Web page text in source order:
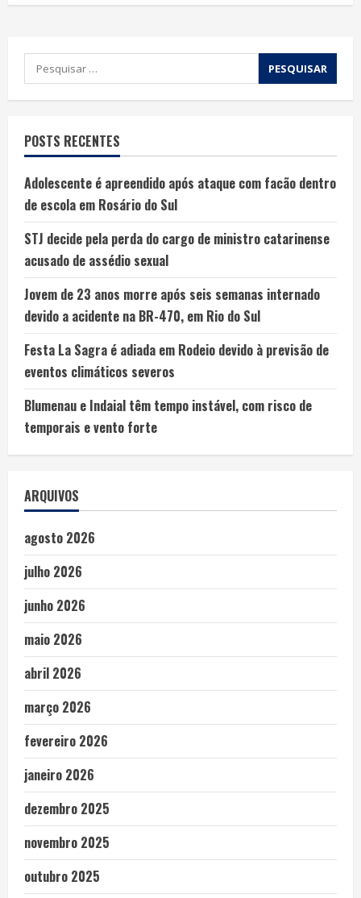
POSTS RECENTES
Adolescente é apreendido após ataque com facão dentro
de escola em Rosário do Sul
STJ decide pela perda do cargo de ministro catarinense
acusado de assédio sexual
Jovem de 23 anos morre após seis semanas internado
devido a acidente na BR-470, em Rio do Sul
Festa La Sagra é adiada em Rodeio devido à previsão de
eventos climáticos severos
Blumenau e Indaial têm tempo instável, com risco de
temporais e vento forte
ARQUIVOS
agosto 2026
julho 2026
junho 2026
maio 2026
abril 2026
março 2026
fevereiro 2026
janeiro 2026
dezembro 2025
novembro 2025
outubro 2025